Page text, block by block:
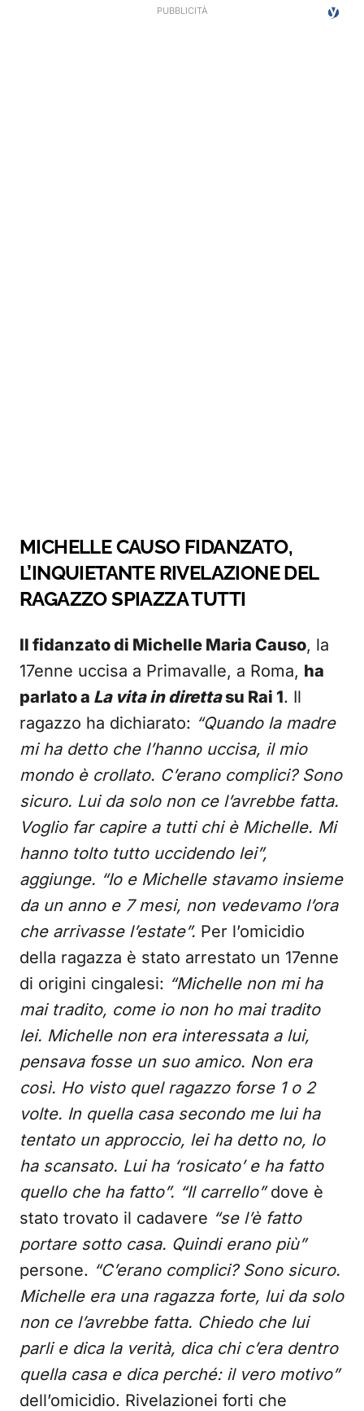
MICHELLE CAUSO FIDANZATO,
L’INQUIETANTE RIVELAZIONE DEL
RAGAZZO SPIAZZA TUTTI
Il fidanzato di Michelle Maria Causo, la
17enne uccisa a Primavalle, a Roma, ha
parlato a La vita in direttasu Rai 1. Il
ragazzo ha dichiarato: “Quando la madre
mi ha detto che l’hanno uccisa, il mio
mondo è crollato. C’erano complici? Sono
sicuro. Lui da solo non ce l’avrebbe fatta.
Voglio far capire a tutti chi è Michelle. Mi
hanno tolto tutto uccidendo lei”,
aggiunge. “Io e Michelle stavamo insieme
da un anno e 7 mesi, non vedevamo l’ora
che arrivasse l’estate”. Per l’omicidio
della ragazza è stato arrestato un 17enne
di origini cingalesi: “Michelle non mi ha
mai tradito, come io non ho mai tradito
lei. Michelle non era interessata a lui,
pensava fosse un suo amico. Non era
così. Ho visto quel ragazzo forse 1 o 2
volte. In quella casa secondo me lui ha
tentato un approccio, lei ha detto no, lo
ha scansato. Lui ha ‘rosicato’ e ha fatto
quello che ha fatto”. “Il carrello”dove è
stato trovato il cadavere “se l’è fatto
portare sotto casa. Quindi erano più”
persone. “C’erano complici? Sono sicuro.
Michelle era una ragazza forte, lui da solo
non ce l’avrebbe fatta. Chiedo che lui
parli e dica la verità, dica chi c’era dentro
quella casa e dica perché: il vero motivo”
dell’omicidio. Rivelazionei forti che